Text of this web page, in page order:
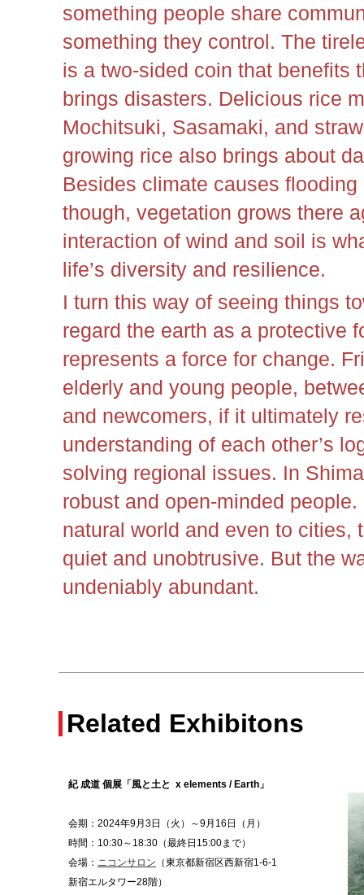
something people share
something they control. The
is a two-sided coin that benefits
brings disasters. Delicious rice
Mochitsuki, Sasamaki, and
growing rice also brings about
Besides climate causes
though, vegetation grows there
interaction of wind and soil is
life’s diversity and resilience.
I turn this way of seeing things
regard the earth as a protective
represents a force for change.
elderly and young people,
and newcomers, if it ultimately
understanding of each other’s
solving regional issues. In
robust and open-minded
natural world and even to cities,
quiet and unobtrusive. But the
undeniably abundant.
Related Exhibitons
紀 成道‬ 個展「風と土と x elements / Earth 」
会期：2024年9月3日（火）～9月16日（月）
時間：10:30～18:30（最終日15:00まで）
会場： ニコンサロン （東京都新宿区西新宿1-6-1
新宿エルタワー28階）